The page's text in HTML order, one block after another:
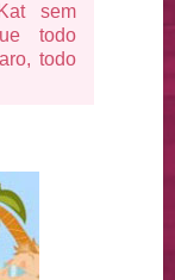
sem
todo
todo